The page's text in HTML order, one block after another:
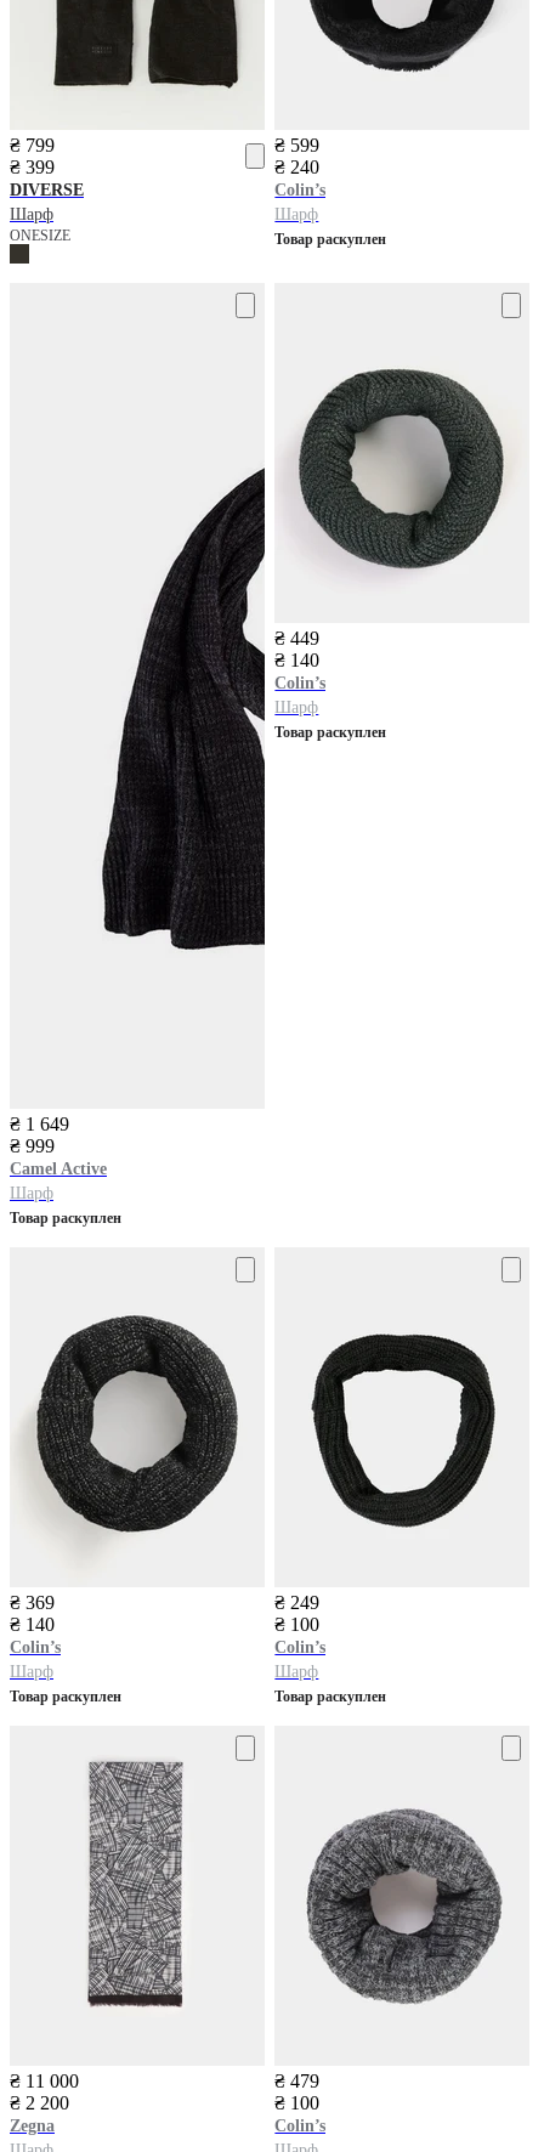
₴ 799
₴ 399
DIVERSE
Шарф
ONESIZE
₴ 599
₴ 240
Colin’s
Шарф
Товар раскуплен
₴ 1 649
₴ 999
Camel Active
Шарф
Товар раскуплен
₴ 449
₴ 140
Colin’s
Шарф
Товар раскуплен
₴ 369
₴ 140
Colin’s
Шарф
Товар раскуплен
₴ 249
₴ 100
Colin’s
Шарф
Товар раскуплен
₴ 11 000
₴ 2 200
Zegna
₴ 479
₴ 100
Colin’s